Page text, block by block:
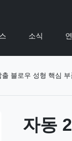
소식
블로우 성형 핵심
자동